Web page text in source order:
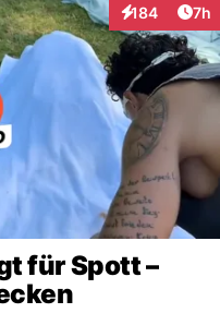
184
Interaktionen
7h
für Spott –